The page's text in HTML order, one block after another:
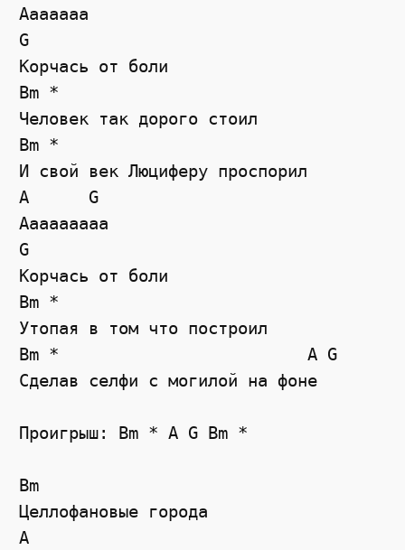
Ааааааа
G
Корчась от боли
Bm *
Человек так дорого стоил
Bm *
И свой век Люциферу проспорил
A      G
Ааааааааа
G
Корчась от боли
Bm *
Утопая в том что построил
Bm *                         A G
Сделав селфи с могилой на фоне
Проигрыш: Bm * A G Bm *
Bm
Целлофановые города
A